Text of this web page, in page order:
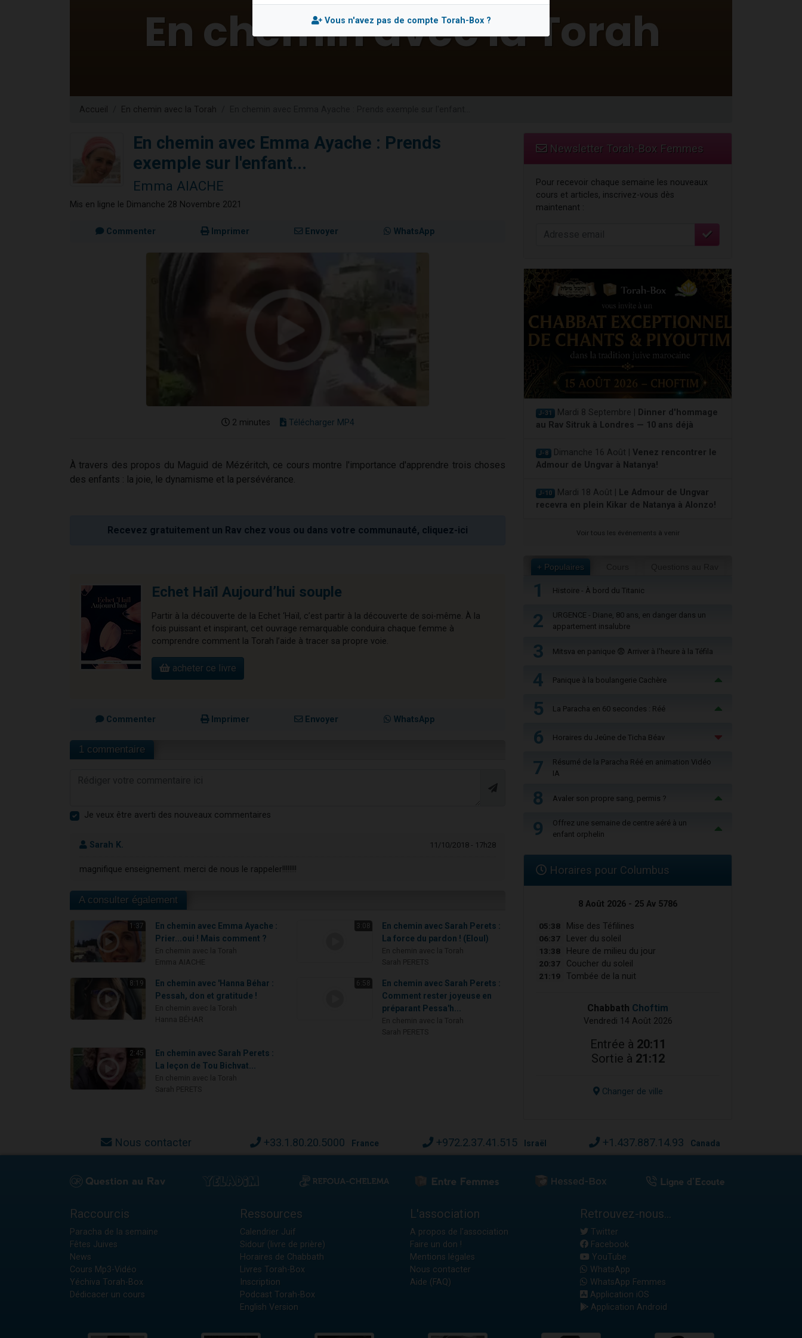
30 personnes viennent de faire un don pour Sauvez la jambe de Yohan
Il reste 49 places pour étudier en groupe sur Zoom
Accueil En chemin avec la Torah
En chemin avec Emma Ayache : Prends
exemple sur l'enfant...
Emma AIACHE
Mis en ligne le Dimanche 28 Novembre 2021
Commenter Imprimer Envoyer WhatsApp
2 minutes Télécharger MP4
À travers des propos du Maguid de Mézéritch, ce cours montre l'importance d'apprendre trois choses
des enfants : la joie, le dynamisme et la persévérance.
Recevez gratuitement un Rav chez vous ou dans votre communauté, cliquez-ici
Echet Haïl Aujourd’hui souple
Partir à la découverte de la Echet ‘Haïl, c’est partir à la découverte de soi-même. À la
fois puissant et inspirant, cet ouvrage remarquable conduira chaque femme à
comprendre comment la Torah l’aide à tracer sa propre voie.
acheter ce livre
Commenter Imprimer Envoyer WhatsApp
1 commentaire
Je veux être averti des nouveaux commentaires
Sarah K. 11/10/2018 - 17h28
magnifique enseignement. merci de nous le rappeler!!!!!!!!
A consulter également
1:37
En chemin avec Emma Ayache :
Prier...oui ! Mais comment ?
3:08
En chemin avec Sarah Perets :
La force du pardon ! (Eloul)
8:19
En chemin avec 'Hanna Béhar :
Pessah, don et gratitude !
6:58
En chemin avec Sarah Perets :
Comment rester joyeuse en
préparant Pessa'h...
2:45
En chemin avec Sarah Perets :
La leçon de Tou Bichvat...
Newsletter Torah-Box Femmes
Pour recevoir chaque semaine les nouveaux
cours et articles, inscrivez-vous dès
maintenant :
J-31 Mardi 8 Septembre |
Dinner d'hommage
au Rav Sitruk à Londres — 10 ans déjà
J-8 Dimanche 16 Août | Venez rencontrer le
Admour de Ungvar à Natanya!
J-10 Mardi 18 Août |
Le Admour de Ungvar
recevra en plein Kikar de Natanya à Alonzo!
Voir tous les événements à venir
+ Populaires
1 Histoire - À bord du Titanic
2
URGENCE - Diane, 80 ans, en danger dans un
appartement insalubre
3 Mitsva en panique 😨 Arriver à l'heure à la Téfila
4 Panique à la boulangerie Cachère
5 La Paracha en 60 secondes : Réé
6 Horaires du Jeûne de Ticha Béav
7
Résumé de la Paracha Réé en animation Vidéo
IA
8 Avaler son propre sang, permis ?
9
Offrez une semaine de centre aéré à un
enfant orphelin
Horaires pour Columbus
8 Août 2026 - 25 Av 5786
05:38 Mise des Téfilines
06:37 Lever du soleil
13:38 Heure de milieu du jour
20:37 Coucher du soleil
21:19 Tombée de la nuit
Chabbath Choftim
Vendredi 14 Août 2026
Entrée à 20:11
Sortie à 21:12
Changer de ville
Nous contacter +33.1.80.20.5000 France +972.2.37.41.515 Israël +1.437.887.14.93 Canada
Raccourcis
Paracha de la semaine
Fêtes Juives
News
Cours Mp3-Vidéo
Yéchiva Torah-Box
Dédicacer un cours
Ressources
Calendrier Juif
Sidour (livre de prière)
Horaires de Chabbath
Livres Torah-Box
Inscription
Podcast Torah-Box
English Version
L'association
A propos de l'association
Faire un don !
Mentions légales
Nous contacter
Aide (FAQ)
Retrouvez-nous...
Twitter
Facebook
YouTube
WhatsApp
WhatsApp Femmes
Application iOS
Application Android
Vous n'avez pas de compte Torah-Box ?